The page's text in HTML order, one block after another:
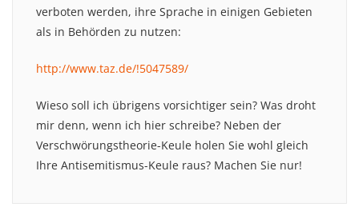
verboten werden, ihre Sprache in einigen Gebieten
als in Behörden zu nutzen:
http://www.taz.de/!5047589/
Wieso soll ich übrigens vorsichtiger sein? Was droht
mir denn, wenn ich hier schreibe? Neben der
Verschwörungstheorie-Keule holen Sie wohl gleich
Ihre Antisemitismus-Keule raus? Machen Sie nur!